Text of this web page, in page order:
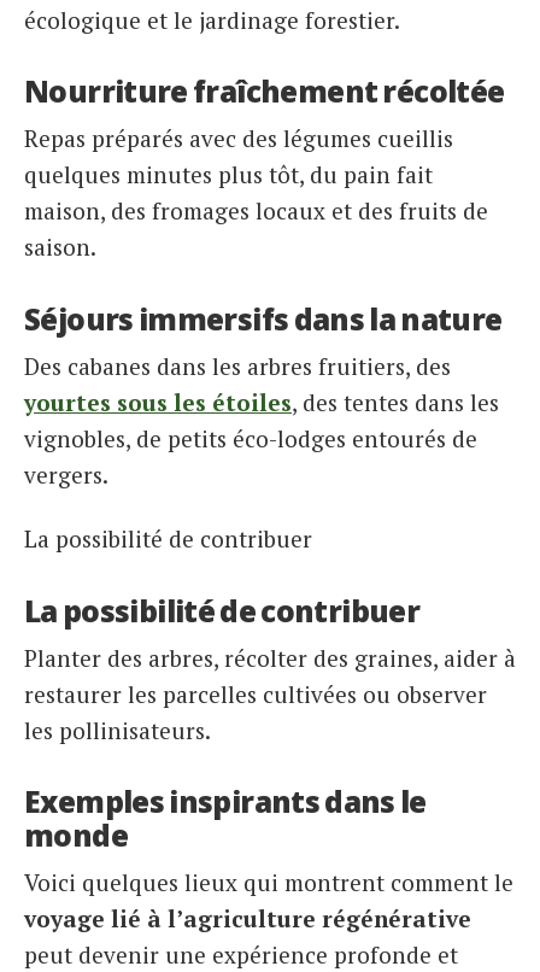
écologique et le jardinage forestier.
Nourriture fraîchement récoltée
Repas préparés avec des légumes cueillis
quelques minutes plus tôt, du pain fait
maison, des fromages locaux et des fruits de
saison.
Séjours immersifs dans la nature
Des cabanes dans les arbres fruitiers, des
yourtes sous les étoiles, des tentes dans les
vignobles, de petits éco-lodges entourés de
vergers.
La possibilité de contribuer
La possibilité de contribuer
Planter des arbres, récolter des graines, aider à
restaurer les parcelles cultivées ou observer
les pollinisateurs.
Exemples inspirants dans le
monde
Voici quelques lieux qui montrent comment le
voyage lié à l’agriculture régénérative
peut devenir une expérience profonde et